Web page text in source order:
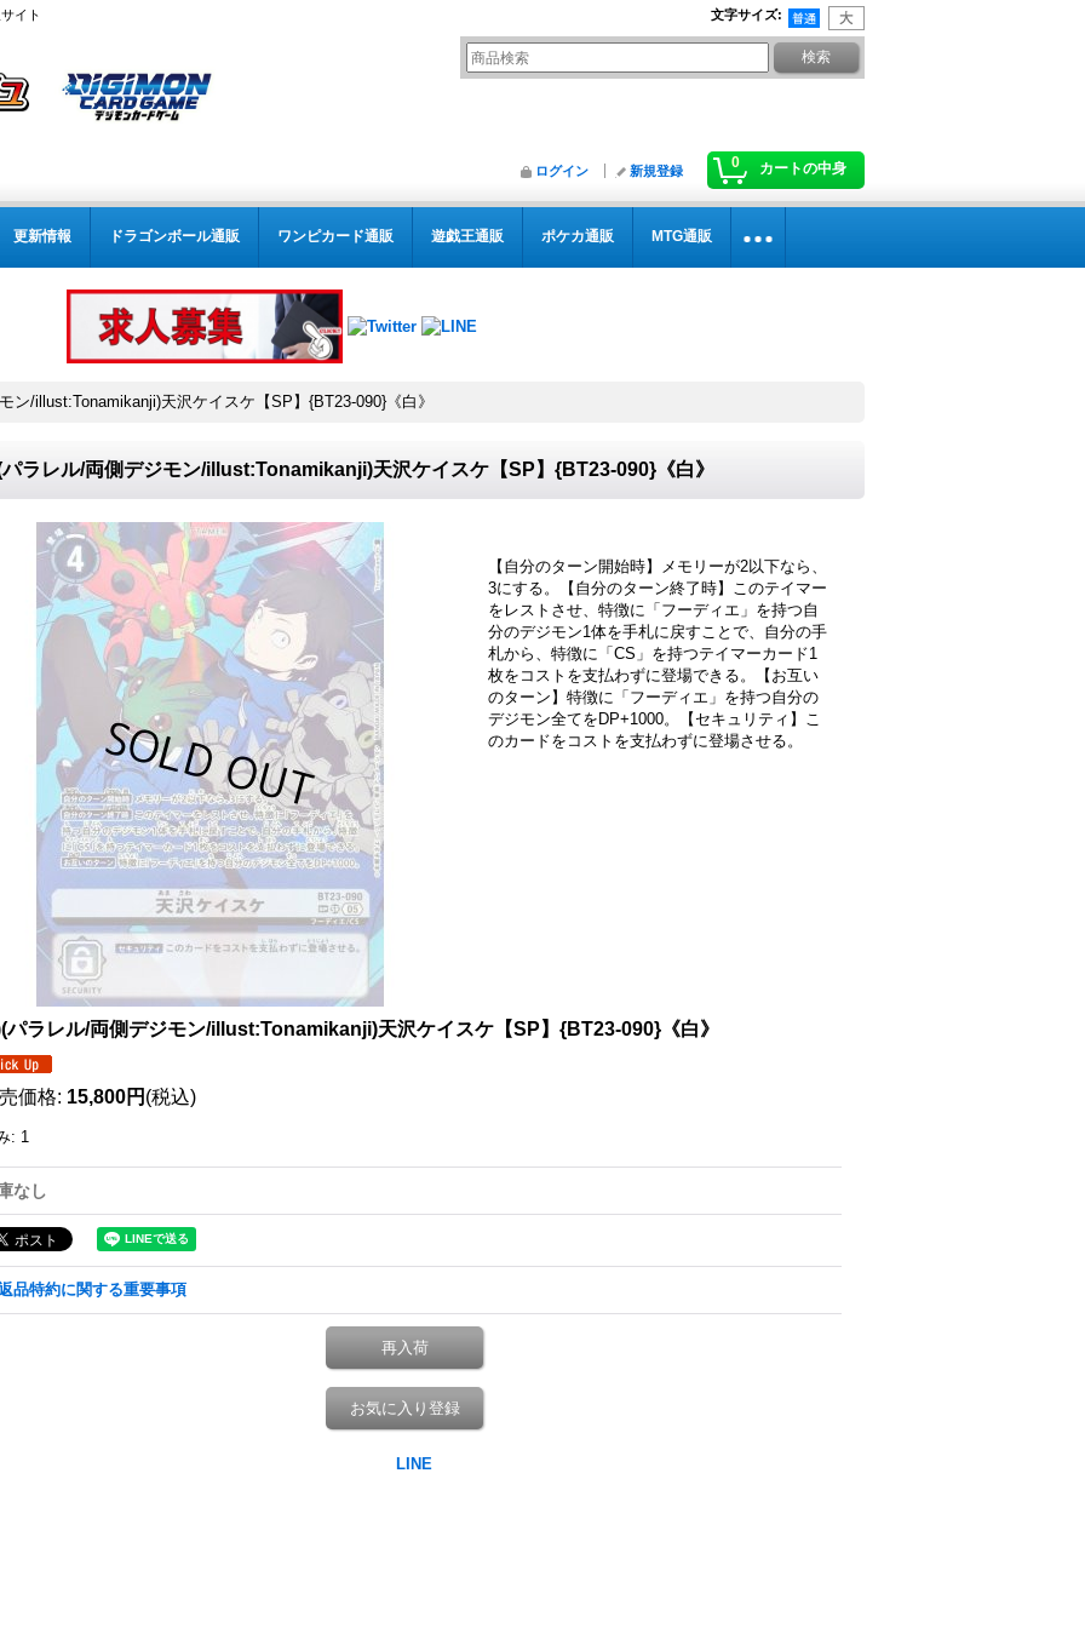
イト 文字サイズ:
0 カートの中身
ログイン 新規登録
更新情報 ドラゴンボール通販 ワンピカード通販 遊戯王通販 ポケカ通販 MTG通販
ン/illust:Tonamikanji)天沢ケイスケ【SP】{BT23-090}《白》
ラレル/両側デジモン/illust:Tonamikanji)天沢ケイスケ【SP】{BT23-090}《白》
【自分のターン開始時】メモリーが2以下なら、
3にする。【自分のターン終了時】このテイマー
をレストさせ、特徴に「フーディエ」を持つ自
分のデジモン1体を手札に戻すことで、自分の手
札から、特徴に「CS」を持つテイマーカード1
枚をコストを支払わずに登場できる。【お互い
のターン】特徴に「フーディエ」を持つ自分の
デジモン全てをDP+1000。【セキュリティ】こ
のカードをコストを支払わずに登場させる。
パラレル/両側デジモン/illust:Tonamikanji)天沢ケイスケ【SP】{BT23-090}《白》
価格: 15,800円 (税込)
: 1
なし
品特約に関する重要事項
再入荷
お気に入り登録